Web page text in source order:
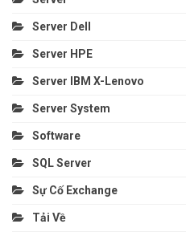
Server Dell
Server HPE
Server IBM X-Lenovo
Server System
Software
SQL Server
Sự Cố Exchange
Tải Về